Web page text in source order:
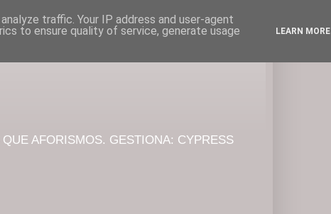
AFORISMOS. GESTIONA: CYPRESS
traffic. Your IP address and user-agent
to ensure quality of service, generate usage
LEARN MORE